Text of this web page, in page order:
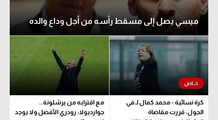
ميسي يصل إلى مسقط رأسه من أجل وداع والده
كرة نسائية - محمد كمال لـ في
الجول: قررت مقاضاة
مع اقترابه من برشلونة..
جوارديولا: رودري الأفضل ولا يوجد